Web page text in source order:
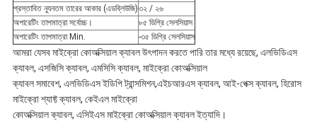
প্রস্তাবিত ন্যূনতম তারের আকার (এডব্লিউজি)৩২ / ২৬
অপারেটিং তাপমাত্রা সর্বোচ্চ।
৮৫ ডিগ্রি সেলসিয়াস
অপারেটিং তাপমাত্রা Min.
-৩৫ ডিগ্রি সেলসিয়াস
আমরা যেসব মাইক্রো কোঅক্সিয়াল ক্যাবল উৎপাদন করতে পারি তার মধ্যে রয়েছে, এলভিডিএস
ক্যাবল, এসজিসি ক্যাবল, এমসিসি ক্যাবল, মাইক্রো কোঅক্সিয়াল
ক্যাবল সমাবেশ, এলভিডিএস ইডিপি ট্রান্সমিশন,এইচআরএস ক্যাবল, আই-পেক্স ক্যাবল, হিরোস
মাইক্রো শ্যাফ্ট ক্যাবল, কেইএল মাইক্রো
কোঅক্সিয়াল ক্যাবল, এসিইএস মাইক্রো কোঅক্সিয়াল ক্যাবল ইত্যাদি।